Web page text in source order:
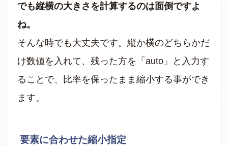
でも縦横の大きさを計算するのは面倒ですよ
ね。
そんな時でも大丈夫です。縦か横のどちらかだ
け数値を入れて、残った方を「auto」と入力す
ることで、比率を保ったまま縮小する事ができ
ます。
要素に合わせた縮小指定